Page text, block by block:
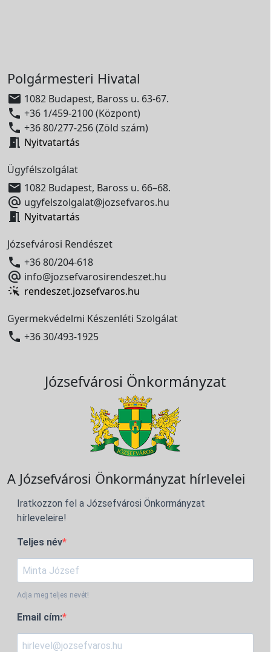
Polgármesteri Hivatal
 1082 Budapest, Baross u. 63-67.
 +36 1/459-2100 (Központ)
 +36 80/277-256 (Zöld szám)
 Nyitvatartás
Ügyfélszolgálat
 1082 Budapest, Baross u. 66–68.
 ugyfelszolgalat@jozsefvaros.hu
 Nyitvatartás
Józsefvárosi Rendészet
 +36 80/204-618
 info@jozsefvarosirendeszet.hu
rendeszet.jozsefvaros.hu
Gyermekvédelmi Készenléti Szolgálat
 +36 30/493-1925
Józsefvárosi Önkormányzat
A Józsefvárosi Önkormányzat hírlevelei
Iratkozzon fel a Józsefvárosi Önkormányzat
hírleveleire!
Teljes név
Adja meg teljes nevét!
Email cím: